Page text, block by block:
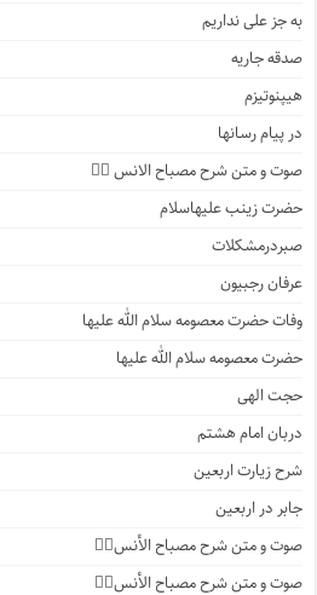
به جز علی نداریم
صدقه جاریه
هیپنوتیزم
در پیام رسانها
صوت و متن شرح مصباح الانس ۵️⃣
حضرت زینب علیهاسلام
صبردرمشکلات
عرفان رجبیون
وفات حضرت معصومه سلام الله علیها
حضرت معصومه سلام الله علیها
حجت الهی
دربان امام هشتم
شرح زیارت اربعین
جابر در اربعین
صوت و متن شرح مصباح الأنس۴️⃣
صوت و متن شرح مصباح الأنس۳️⃣